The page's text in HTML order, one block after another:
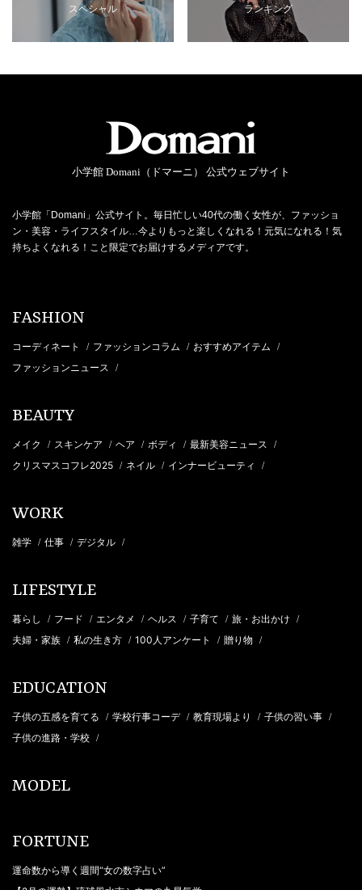
スペシャル ランキング
小学館 Domani（ドマーニ） 公式ウェブサイト
小学館「Domani」公式サイト。毎日忙しい40代の働く女性が、ファッショ
ン・美容・ライフスタイル…今よりもっと楽しくなれる！元気になれる！気
持ちよくなれる！こと限定でお届けするメディアです。
FASHION
コーディネート / ファッションコラム / おすすめアイテム /
ファッションニュース /
BEAUTY
メイク / スキンケア / ヘア / ボディ / 最新美容ニュース /
クリスマスコフレ2025 / ネイル / インナービューティ /
WORK
雑学 / 仕事 / デジタル /
LIFESTYLE
暮らし / フード / エンタメ / ヘルス / 子育て / 旅・お出かけ /
夫婦・家族 / 私の生き方 / 100人アンケート / 贈り物 /
EDUCATION
子供の五感を育てる / 学校行事コーデ / 教育現場より / 子供の習い事 /
子供の進路・学校 /
MODEL
FORTUNE
運命数から導く週間“女の数字占い”